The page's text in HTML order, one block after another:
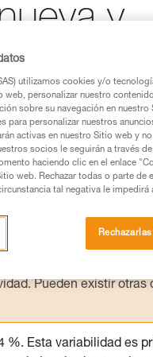
y
en este consejo
técnica para poder
específico.
técnicas, solo y con total
Pueden existir otras
%. Esta variabilidad es
utilizamos cookies y/o
web, personalizar nuestro
sobre su navegación en
para personalizar nuestros
activas en nuestro Sitio web y
socios le seguirán a través
haciendo clic en el enlace
web. Rechazar todas o parte de
tal negativa le impedirá